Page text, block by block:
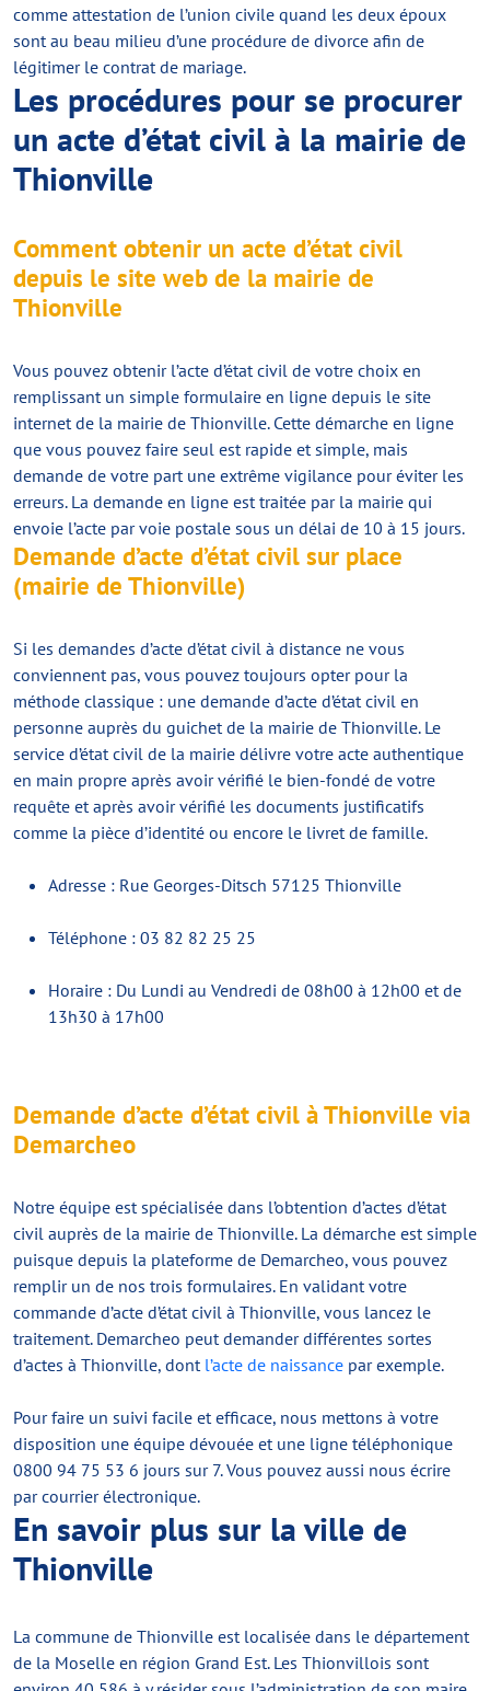
comme attestation de l’union civile quand les deux époux
sont au beau milieu d’une procédure de divorce afin de
légitimer le contrat de mariage.
Les procédures pour se procurer
un acte d’état civil à la mairie de
Thionville
Comment obtenir un acte d’état civil
depuis le site web de la mairie de
Thionville
Vous pouvez obtenir l’acte d’état civil de votre choix en
remplissant un simple formulaire en ligne depuis le site
internet de la mairie de Thionville. Cette démarche en ligne
que vous pouvez faire seul est rapide et simple, mais
demande de votre part une extrême vigilance pour éviter les
erreurs. La demande en ligne est traitée par la mairie qui
envoie l’acte par voie postale sous un délai de 10 à 15 jours.
Demande d’acte d’état civil sur place
(mairie de Thionville)
Si les demandes d’acte d’état civil à distance ne vous
conviennent pas, vous pouvez toujours opter pour la
méthode classique : une demande d’acte d’état civil en
personne auprès du guichet de la mairie de Thionville. Le
service d’état civil de la mairie délivre votre acte authentique
en main propre après avoir vérifié le bien-fondé de votre
requête et après avoir vérifié les documents justificatifs
comme la pièce d’identité ou encore le livret de famille.
Adresse : Rue Georges-Ditsch 57125 Thionville
Téléphone : 03 82 82 25 25
Horaire : Du Lundi au Vendredi de 08h00 à 12h00 et de
13h30 à 17h00
Demande d’acte d’état civil à Thionville via
Demarcheo
Notre équipe est spécialisée dans l’obtention d’actes d’état
civil auprès de la mairie de Thionville. La démarche est simple
puisque depuis la plateforme de Demarcheo, vous pouvez
remplir un de nos trois formulaires. En validant votre
commande d’acte d’état civil à Thionville, vous lancez le
traitement. Demarcheo peut demander différentes sortes
d’actes à Thionville, dont l’acte de naissance par exemple.
Pour faire un suivi facile et efficace, nous mettons à votre
disposition une équipe dévouée et une ligne téléphonique
0800 94 75 53 6 jours sur 7. Vous pouvez aussi nous écrire
par courrier électronique.
En savoir plus sur la ville de
Thionville
La commune de Thionville est localisée dans le département
de la Moselle en région Grand Est. Les Thionvillois sont